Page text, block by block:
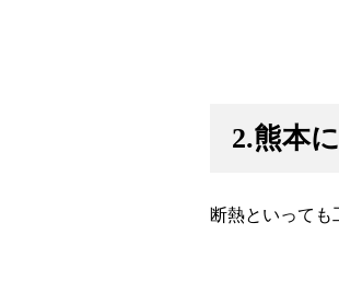
2.熊本
断熱といっても